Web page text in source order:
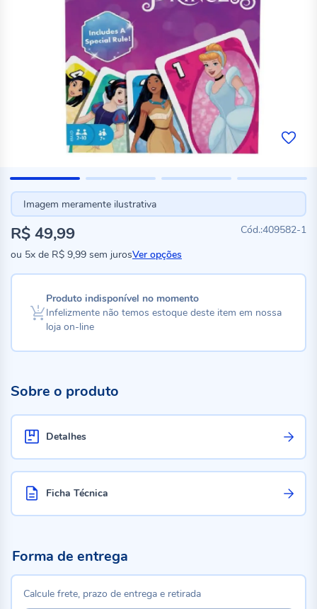
Imagem meramente ilustrativa
409582-1
R$ 49,99
ou 5x de R$ 9,99 sem jurosVer opções
Produto indisponível no momento
Infelizmente não temos estoque deste item em nossa
loja on-line
Sobre o produto
Detalhes
Ficha Técnica
Forma de entrega
Calcule frete, prazo de entrega e retirada